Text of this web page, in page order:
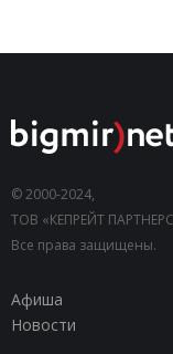
© 2000-2024,
ТОВ «КЕПРЕЙТ
Все права защищены.
Афиша
Новости